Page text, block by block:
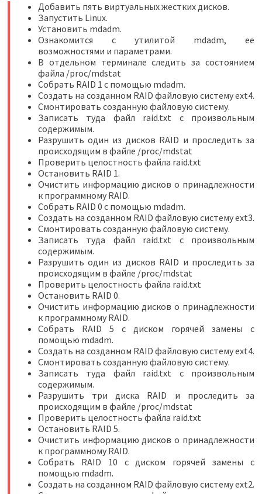
Добавить пять виртуальных жестких дисков.
Запустить Linux.
Установить mdadm.
Ознакомится с утилитой mdadm, ее
возможностями и параметрами.
В отдельном терминале следить за состоянием
файла /proc/mdstat
Собрать RAID 1 с помощью mdadm.
Создать на созданном RAID файловую систему ext4.
Смонтировать созданную файловую систему.
Записать туда файл raid.txt с произвольным
содержимым.
Разрушить один из дисков RAID и проследить за
происходящим в файле /proc/mdstat
Проверить целостность файла raid.txt
Остановить RAID 1.
Очистить информацию дисков о принадлежности
к программному RAID.
Собрать RAID 0 с помощью mdadm.
Создать на созданном RAID файловую систему ext3.
Смонтировать созданную файловую систему.
Записать туда файл raid.txt с произвольным
содержимым.
Разрушить один из дисков RAID и проследить за
происходящим в файле /proc/mdstat
Проверить целостность файла raid.txt
Остановить RAID 0.
Очистить информацию дисков о принадлежности
к программному RAID.
Собрать RAID 5 с диском горячей замены с
помощью mdadm.
Создать на созданном RAID файловую систему ext4.
Смонтировать созданную файловую систему.
Записать туда файл raid.txt с произвольным
содержимым.
Разрушить три диска RAID и проследить за
происходящим в файле /proc/mdstat
Проверить целостность файла raid.txt
Остановить RAID 5.
Очистить информацию дисков о принадлежности
к программному RAID.
Собрать RAID 10 с диском горячей замены с
помощью mdadm.
Создать на созданном RAID файловую систему ext2.